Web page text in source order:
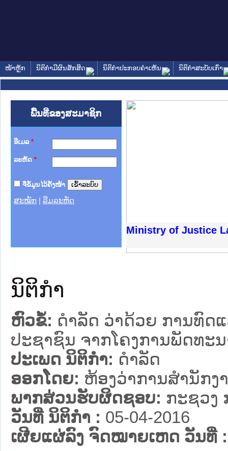
ໜ້າຫຼັກ ນິຕິກໍາມີຜົນສັກສິດ ນິຕິກໍາປະກອບຄໍາເຫັນ ນິຕິກໍາສະບັບເກົ່າ
ພື້ນທີ່ຂອງສະມາຊິກ
ອີເມລ *
ລະຫັດ *
ຈື່ຂໍ້ມູນໄວ້ຄັ້ງໜ້າ
ສະໝັກ ລືມລະຫັດ
Ministry of Justice
ຊາຊົນ ພາກເໜືອ
ການ
ກາງ
ກໃຕ້
ນຕຳຫຼວດປະຊາຊົນ
ສັນຕິບານປະຊາຊົນ
ກເໜືອ
ຊາຊົນ ພາກກາງ
ນິຕິກໍາ
ຫົວຂໍ້: ດຳລັດ ວ່າດ້ວຍ ການທົດ
ປະຊາຊົນ ຈາກໂຄງການພັດທະ
ປະເພດ ນິຕິກໍາ: ດໍາລັດ
ອອກໂດຍ: ຫ້ອງວ່າການສຳນັກ
ພາກສ່ວນຮັບຜິດຊອບ: ກະຊວງ
ວັນທີ່ ນິຕິກໍາ : 05-04-2016
ເຜີຍແຜ່ລົງ ຈົດໝາຍເຫດ ວັນທີ່ :